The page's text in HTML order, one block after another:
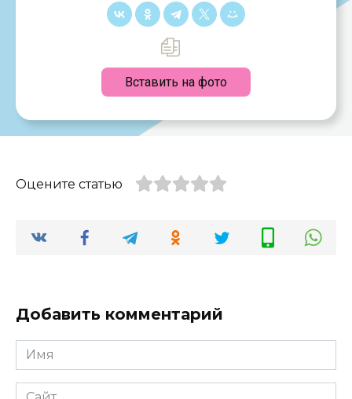
Вставить на фото
Оцените статью
Добавить комментарий
Имя
*
Сайт